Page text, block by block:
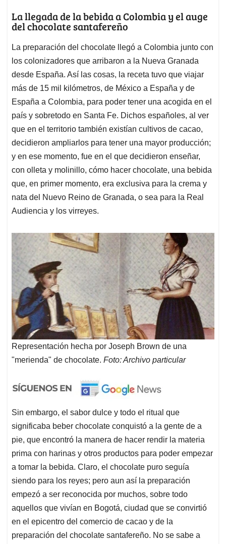
La llegada de la bebida a Colombia y el auge
del chocolate santafereño
La preparación del chocolate llegó a Colombia junto con
los colonizadores que arribaron a la Nueva Granada
desde España. Así las cosas, la receta tuvo que viajar
más de 15 mil kilómetros, de México a España y de
España a Colombia, para poder tener una acogida en el
país y sobretodo en Santa Fe. Dichos españoles, al ver
que en el territorio también existían cultivos de cacao,
decidieron ampliarlos para tener una mayor producción;
y en ese momento, fue en el que decidieron enseñar,
con olleta y molinillo, cómo hacer chocolate, una bebida
que, en primer momento, era exclusiva para la crema y
nata del Nuevo Reino de Granada, o sea para la Real
Audiencia y los virreyes.
Representación hecha por Joseph Brown de una
"merienda" de chocolate. Foto: Archivo particular
Sin embargo, el sabor dulce y todo el ritual que
significaba beber chocolate conquistó a la gente de a
pie, que encontró la manera de hacer rendir la materia
prima con harinas y otros productos para poder empezar
a tomar la bebida. Claro, el chocolate puro seguía
siendo para los reyes; pero aun así la preparación
empezó a ser reconocida por muchos, sobre todo
aquellos que vivían en Bogotá, ciudad que se convirtió
en el epicentro del comercio de cacao y de la
preparación del chocolate santafereño. No se sabe a